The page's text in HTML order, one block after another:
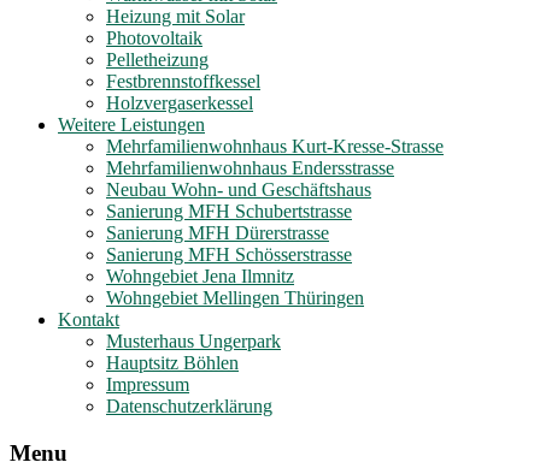
Heizung mit Solar
Photovoltaik
Pelletheizung
Festbrennstoffkessel
Holzvergaserkessel
Weitere Leistungen
Mehrfamilienwohnhaus Kurt-Kresse-Strasse
Mehrfamilienwohnhaus Endersstrasse
Neubau Wohn- und Geschäftshaus
Sanierung MFH Schubertstrasse
Sanierung MFH Dürerstrasse
Sanierung MFH Schösserstrasse
Wohngebiet Jena Ilmnitz
Wohngebiet Mellingen Thüringen
Kontakt
Musterhaus Ungerpark
Hauptsitz Böhlen
Impressum
Datenschutzerklärung
Menu